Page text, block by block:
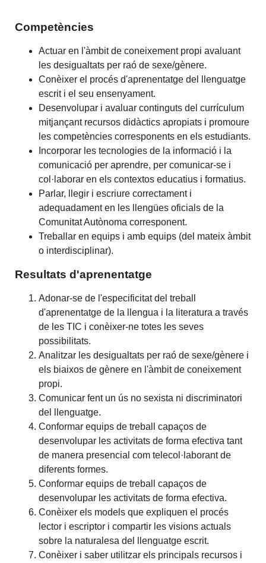
Competències
Actuar en l'àmbit de coneixement propi avaluant
les desigualtats per raó de sexe/gènere.
Conèixer el procés d'aprenentatge del llenguatge
escrit i el seu ensenyament.
Desenvolupar i avaluar continguts del currículum
mitjançant recursos didàctics apropiats i promoure
les competències corresponents en els estudiants.
Incorporar les tecnologies de la informació i la
comunicació per aprendre, per comunicar-se i
col·laborar en els contextos educatius i formatius.
Parlar, llegir i escriure correctament i
adequadament en les llengües oficials de la
Comunitat Autònoma corresponent.
Treballar en equips i amb equips (del mateix àmbit
o interdisciplinar).
Resultats d'aprenentatge
Adonar-se de l'especificitat del treball
d'aprenentatge de la llengua i la literatura a través
de les TIC i conèixer-ne totes les seves
possibilitats.
Analitzar les desigualtats per raó de sexe/gènere i
els biaixos de gènere en l'àmbit de coneixement
propi.
Comunicar fent un ús no sexista ni discriminatori
del llenguatge.
Conformar equips de treball capaços de
desenvolupar les activitats de forma efectiva tant
de manera presencial com telecol·laborant de
diferents formes.
Conformar equips de treball capaços de
desenvolupar les activitats de forma efectiva.
Conèixer els models que expliquen el procés
lector i escriptor i compartir les visions actuals
sobre la naturalesa del llenguatge escrit.
Conèixer i saber utilitzar els principals recursos i